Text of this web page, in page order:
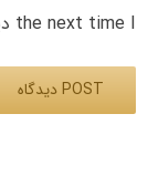
the next time I دیدگاه.